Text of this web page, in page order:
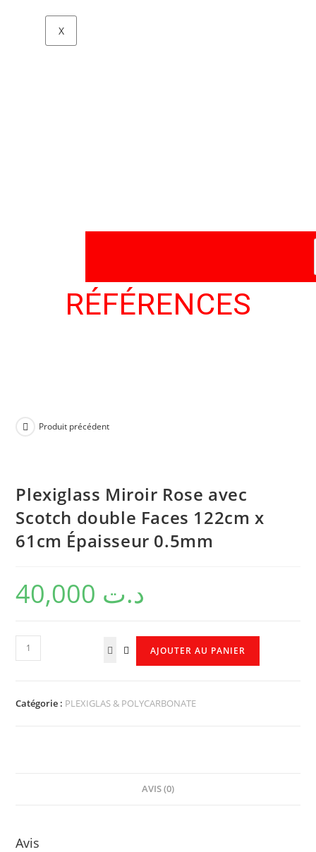
X
RÉFÉRENCES
Produit précédent
Plexiglass Miroir Rose avec
Scotch double Faces 122cm x
61cm Épaisseur 0.5mm
د.ت
AJOUTER AU PANIER
Catégorie : PLEXIGLAS & POLYCARBONATE
AVIS (0)
Avis